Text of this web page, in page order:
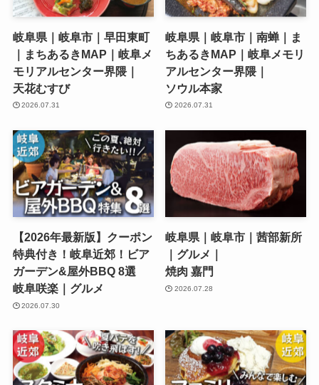
岐阜県｜岐阜市｜早田東町
｜まちあるきMAP｜岐阜メ
モリアルセンター界隈｜
天花むすび
2026.07.31
岐阜県｜岐阜市｜南蝉｜ま
ちあるきMAP｜岐阜メモリ
アルセンター界隈｜
ソウル本家
2026.07.31
【2026年最新版】クーポン
特典付き！岐阜近郊！ビア
ガーデン&屋外BBQ 8選
岐阜咲楽｜グルメ
2026.07.30
岐阜県｜岐阜市｜茜部新所
｜グルメ｜
焼肉 嘉門
2026.07.28